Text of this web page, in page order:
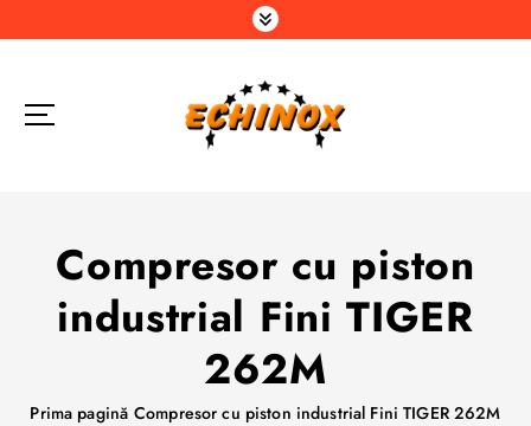
a
Compresor cu piston
industrial Fini TIGER
262M
Prima pagină Compresor cu piston industrial Fini TIGER 262M